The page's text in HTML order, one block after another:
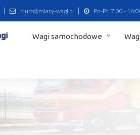
biuro@miary-wagi.pl Pn-Pt: 7:00 -
Wagi samochodowe